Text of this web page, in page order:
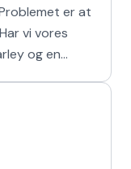
vi vores